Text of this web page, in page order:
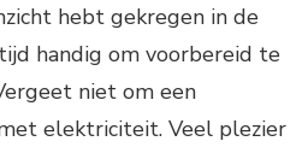
hebt gekregen in de
handig om voorbereid te
niet om een
elektriciteit. Veel plezier